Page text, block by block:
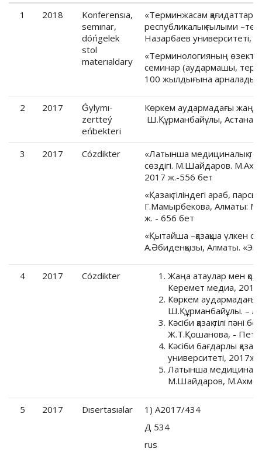
1 2018
Konferensıa,
semınar,
dóńgelek
stol
materıaldary
«Терминжасам
республикалық ғылыми
Назарбаев университеті,
«Терминологияның өзекті
семинар (аудармашы,
100 жылдығына арналады),
2 2017
Ǵylymı-
zertteý
eńbekteri
Көркем аудармадағы жаңа
Ш.Құрманбайұлы, Астана.
3 2017 Cózdikter
«Латынша медициналық
сөздігі. М.Шайдаров.
2017 ж.-556 бет
«Қазақ тіліндегі араб,
Г.Мамырбекова, Алматы:
ж. - 656 бет
«Қытайша –қазақша үлкен
А.Әбиденқызы, Алматы.
4 2017 Cózdikter
Жаңа атаулар мен
Керемет медиа, 2017
Көркем аудармадағы
Ш.Құрманбайұлы. –
Кәсіби қазақ тілі
Ж.Т.Қошанова, -
Кәсіби бағдарлы қазақ
университеті, 2017ж
Латынша медициналық
М.Шайдаров,
5 2017 Dısertasıalar
1) А2017/434
Д 534
rus